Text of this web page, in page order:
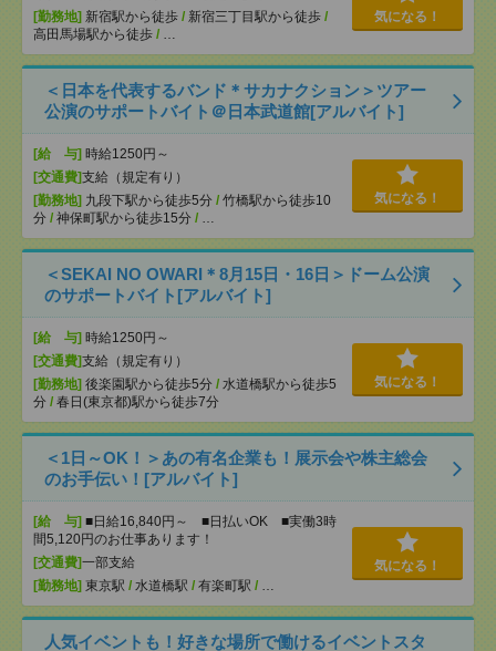
[勤務地] 新宿駅から徒歩 / 新宿三丁目駅から徒歩 /
高田馬場駅から徒歩 / …
気になる！
＜日本を代表するバンド＊サカナクション＞ツアー
公演のサポートバイト＠日本武道館[アルバイト]
[給 与] 時給1250円～
[交通費]支給（規定有り）
[勤務地] 九段下駅から徒歩5分 / 竹橋駅から徒歩10
分 / 神保町駅から徒歩15分 / …
気になる！
＜SEKAI NO OWARI＊8月15日・16日＞ドーム公演
のサポートバイト[アルバイト]
[給 与] 時給1250円～
[交通費]支給（規定有り）
[勤務地] 後楽園駅から徒歩5分 / 水道橋駅から徒歩5
分 / 春日(東京都)駅から徒歩7分
気になる！
＜1日～OK！＞あの有名企業も！展示会や株主総会
のお手伝い！[アルバイト]
[給 与] ■日給16,840円～ ■日払いOK ■実働3時
間5,120円のお仕事あります！
[交通費]一部支給
[勤務地] 東京駅 / 水道橋駅 / 有楽町駅 / …
気になる！
人気イベントも！好きな場所で働けるイベントスタ